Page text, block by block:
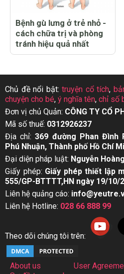
Bệnh gù lưng ở trẻ nhỏ -
cách chữa trị và phòng
tránh hiệu quả nhất
Chủ đề nổi bật:truyện cổ tích,
chuyện cho bé, ý nghĩa tên, chỉ số
Đơn vị chủ Quản: CÔNG TY CỔ
Mã số thuế: 0312926237
Địa chỉ:369 đường Phan Đình
Phú Nhuận, Thành phố Hồ Chí
Đại diện pháp luật: Nguyễn
Giấy phép: Giấy phép thiết lập
555/GP-BTTTT,HN ngày 19/10/
Liên hệ quảng cáo:
Liên hệ Hotline: 028 66 888 99
Theo dõi chúng tôi trên:
About us User